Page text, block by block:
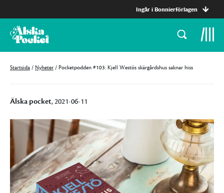
Ingår i Bonnierförlagen
Startsida / Nyheter / Pocketpodden #103: Kjell Westös skärgårdshus saknar hiss
Älska pocket, 2021-06-11